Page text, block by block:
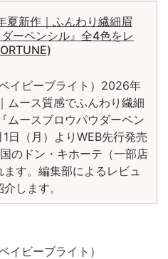
新作｜ふんわり繊細眉
ーペンシル』全4色をレ
イビーブライト）2026年
ムース質感でふんわり繊細
ムースブロウパウダーペン
日（月）よりWEB先⾏発売
のドン・キホーテ（一部店
す。編集部によるレビュ
します。
イビーブライト）